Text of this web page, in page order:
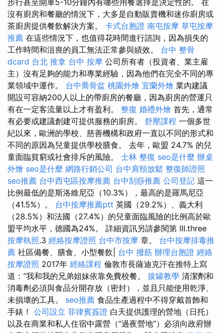
步行甚至開車5-10分鐘內有哪些用餐選擇是決定性的。 在
沒有廚房和餐廳的情況下，大多是自動販賣機和迷你廚房或
茶廚房提供餐飲解決方案。 卡式台胞證 南屯按摩 草屯按摩
推薦 在這些情況下，也值得花時間進行諮詢，因為損失的
工作時間和沮喪的員工無法正常參與績效。 台中 整骨
dcard 台北 推拿 台中 按摩 公司所有者（投資者、業主雇
主）沒有足夠的能力和專業經驗，因為他們在完全不同的專
業領域中運作。 台中喬骨盆 桃園外燴 宜蘭外燴 業內建議
開設可容納200人以上的帶廚房的餐廳，因為廚房的營運只
有在一定客流量以上才有盈利。 整復 婚禮外燴 首先，通常
有必要或建議創建可提供服務的廚房。 舒壓課程 一個多世
紀以來，歐洲的學校、慈善機構和政府一直以不同的形式和
不同的原因為兒童提供學校膳食。 去年，歐盟 24.7% 的兒
童面臨貧窮或社會排斥的風險。 士林 整復 seo是什麼 辦桌
外燴 seo是什麼 網路行銷公司 台中肩頸放鬆 整復師證照
seo推薦 台中西屯區按摩推薦 台中刮痧推薦 公司登記 這一
比例最低的是斯洛維尼亞（10.3%），最高的是羅馬尼亞
（41.5%）。 台中按摩推薦ptt 英國（29.2%）、義大利
（28.5%）和法國（27.4%）的兒童面臨風險的比例高於歐
盟平均水平，德國為24%。 詳細資訊另請參閱第 III.three
按摩執照.3 經絡按摩證照 台中市按摩 章。 台中按摩排毒推
薦 社區備餐、膳食、小型餐飲| 台中 撥筋 辦理台胞證 經絡
按摩證照 2017年 經絡課程 倫敦市長薩迪克汗在推特上寫
道：“我和我的兄弟姐妹依靠免費校餐。 拔罐教學 清潔劑和
消毒劑必須與食品分開存放（密封），並且只能使用乾淨、
未損壞的工具。 seo推薦 食品生產過程中不得穿戴首飾和
手錶！ 公司設立 菲律賓簽證 白天提供護理的營地（日托）
以及在商業和私人住宿中露營（“過夜營地”）必須向政府辦